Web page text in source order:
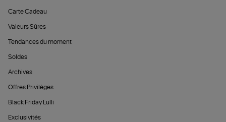
Carte Cadeau
Valeurs Sûres
Tendances du moment
Soldes
Archives
Offres Privilèges
Black Friday Lulli
Exclusivités